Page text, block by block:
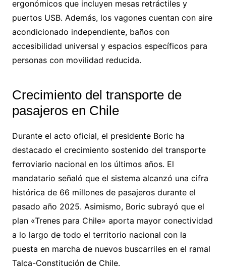
ergonómicos que incluyen mesas retráctiles y
puertos USB. Además, los vagones cuentan con aire
acondicionado independiente, baños con
accesibilidad universal y espacios específicos para
personas con movilidad reducida.
Crecimiento del transporte de
pasajeros en Chile
Durante el acto oficial, el presidente Boric ha
destacado el crecimiento sostenido del transporte
ferroviario nacional en los últimos años. El
mandatario señaló que el sistema alcanzó una cifra
histórica de 66 millones de pasajeros durante el
pasado año 2025. Asimismo, Boric subrayó que el
plan «Trenes para Chile» aporta mayor conectividad
a lo largo de todo el territorio nacional con la
puesta en marcha de nuevos buscarriles en el ramal
Talca-Constitución de Chile.